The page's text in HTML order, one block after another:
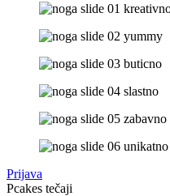
Prijava
Pcakes tečaji